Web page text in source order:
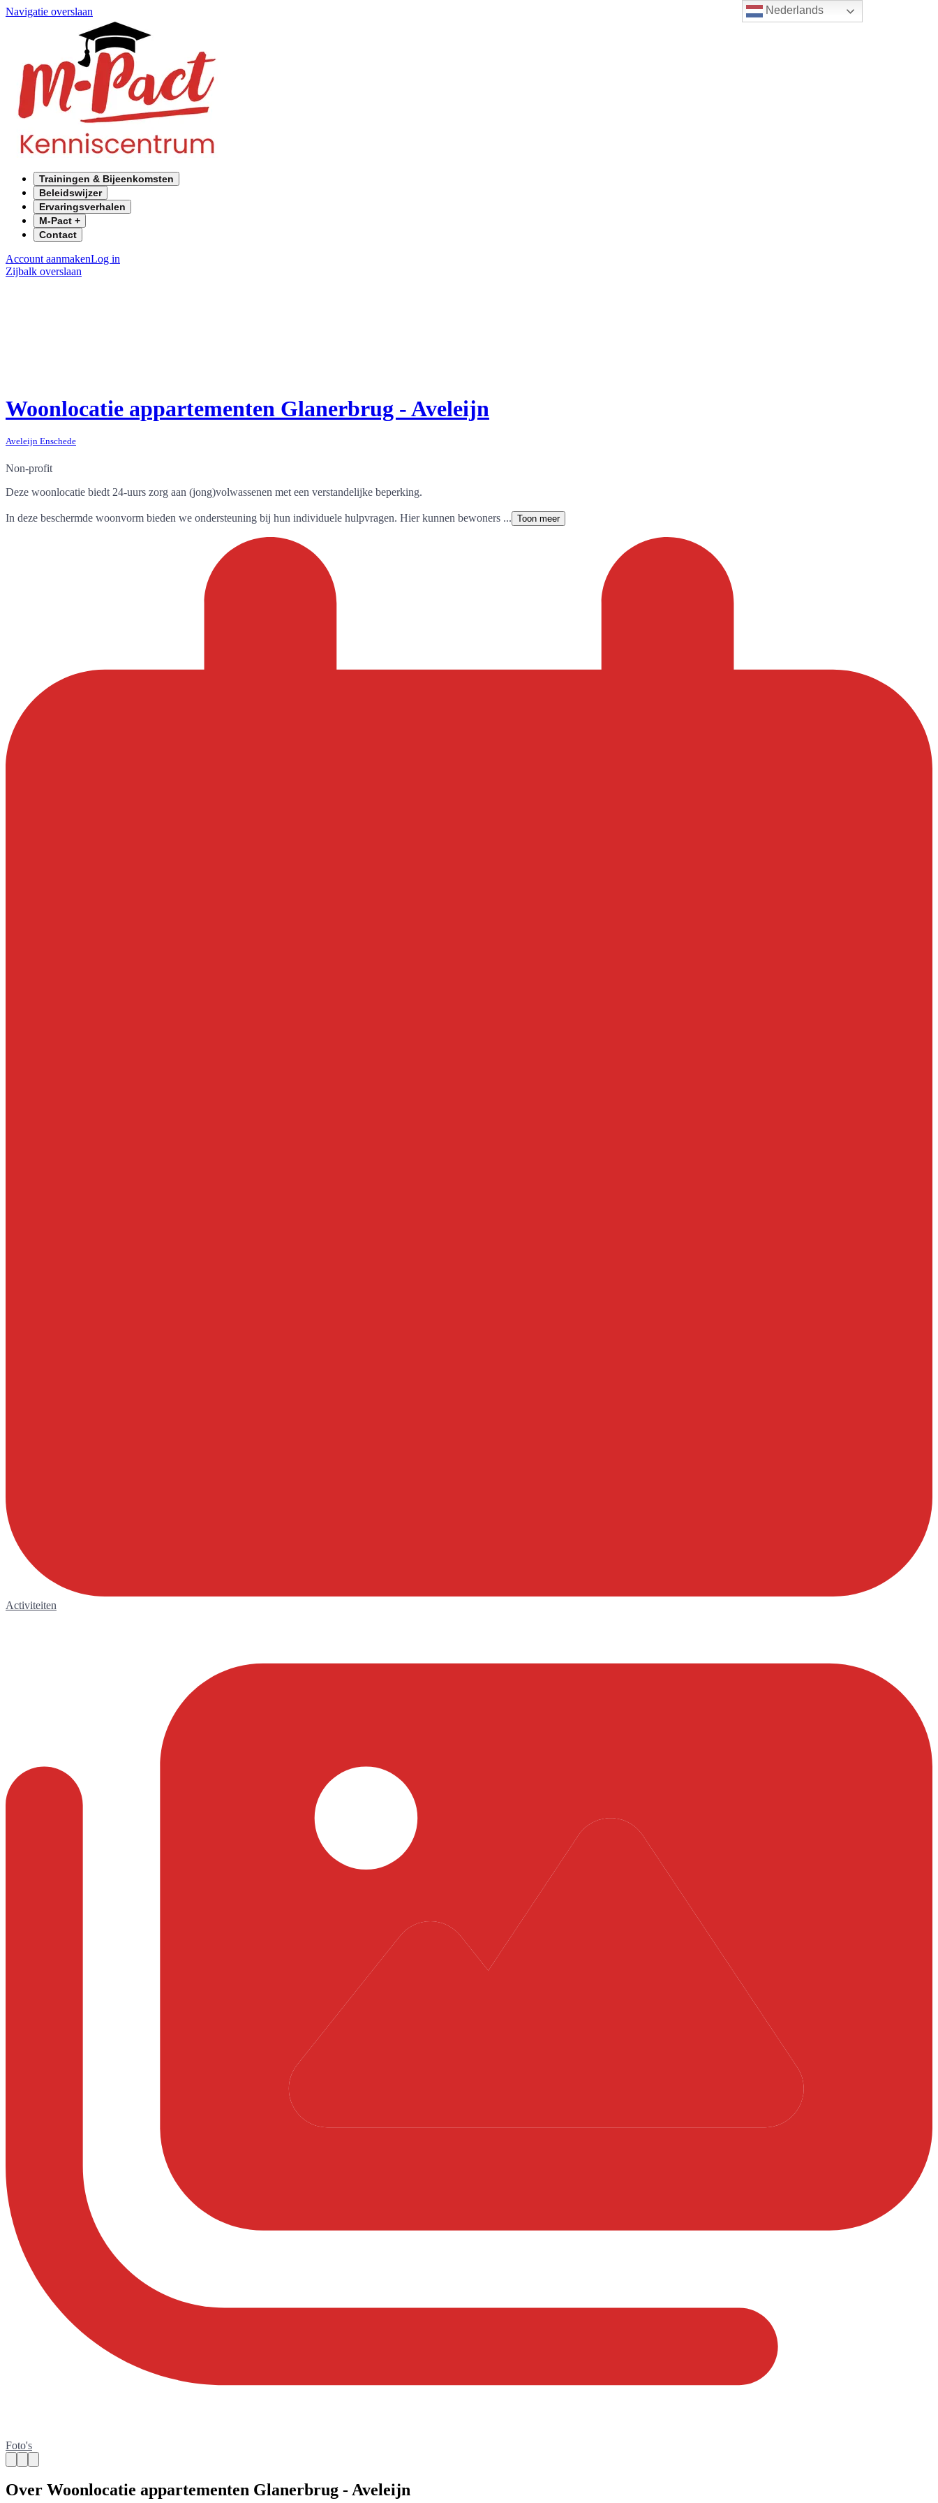
Nederlands
Navigatie overslaan
Trainingen & Bijeenkomsten
Beleidswijzer
Ervaringsverhalen
M-Pact +
Contact
Account aanmakenLog in
Zijbalk overslaan
Woonlocatie appartementen Glanerbrug - Aveleijn
Aveleijn Enschede
Non-profit
Deze woonlocatie biedt 24-uurs zorg aan (jong)volwassenen met een verstandelijke beperking.
In deze beschermde woonvorm bieden we ondersteuning bij hun individuele hulpvragen. Hier kunnen bewoners ... Toon meer
Activiteiten
Foto's
Over Woonlocatie appartementen Glanerbrug - Aveleijn